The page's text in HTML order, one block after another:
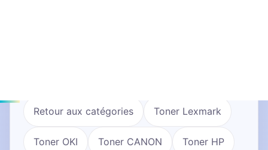
Retour aux catégories Toner Lexmark
Toner OKI Toner CANON Toner HP